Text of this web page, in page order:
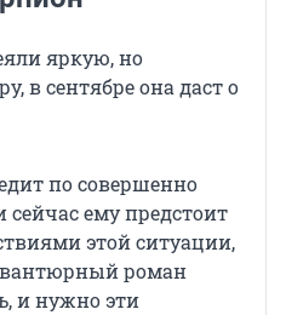
яркую, но
в сентябре она даст о
по совершенно
ему предстоит
этой ситуации,
роман
и нужно эти